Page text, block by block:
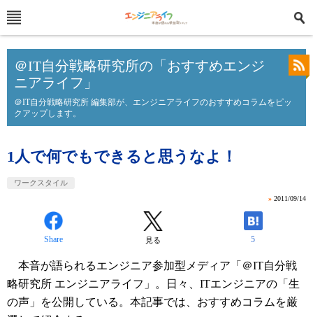
＠IT自分戦略研究所の「おすすめエンジ
ニアライフ」
＠IT自分戦略研究所 編集部が、エンジニアライフのおすすめコラムをピッ
クアップします。
1人で何でもできると思うなよ！
ワークスタイル
» 2011/09/14
Share 見る 5
本音が語られるエンジニア参加型メディア「＠IT自分戦
略研究所 エンジニアライフ」。日々、ITエンジニアの「生
の声」を公開している。本記事では、おすすめコラムを厳